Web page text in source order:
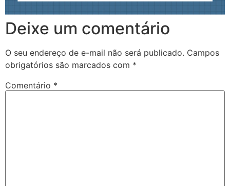
Deixe um comentário
O seu endereço de e-mail não será publicado. Campos
obrigatórios são marcados com *
Comentário *